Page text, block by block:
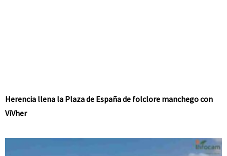
Herencia llena la Plaza de España de folclore manchego con
ViVher